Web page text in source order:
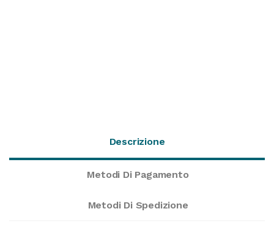
Descrizione
Metodi Di Pagamento
Metodi Di Spedizione